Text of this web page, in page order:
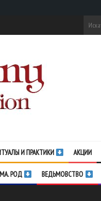
И ПРАКТИКИ АКЦИИ
РОД ВЕДЬМОВСТВО